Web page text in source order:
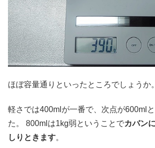
ほぼ容量通りといったところでしょうか。
軽さでは400mlが一番で、次点が600ml
た。 800mlは1kg弱ということでカバン
しりときます。